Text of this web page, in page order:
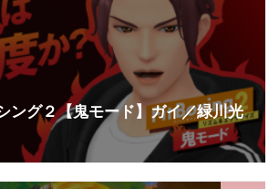
ング２【鬼モード】ガイ／緑川光